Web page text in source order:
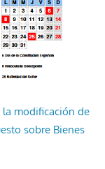
modificación de
sobre Bienes